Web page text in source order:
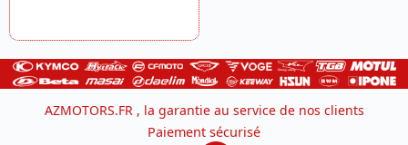
AZMOTORS.FR , la garantie au service de nos clients
Paiement sécurisé